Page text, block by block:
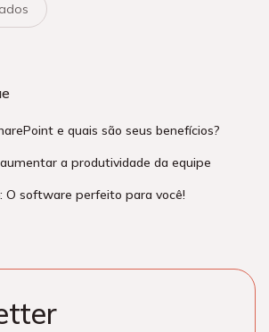
e quais são seus benefícios?
a produtividade da equipe
O software perfeito para você!